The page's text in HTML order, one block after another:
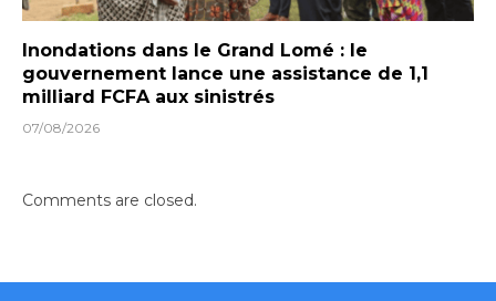
Inondations dans le Grand Lomé : le
gouvernement lance une assistance de 1,1
milliard FCFA aux sinistrés
07/08/2026
Comments are closed.